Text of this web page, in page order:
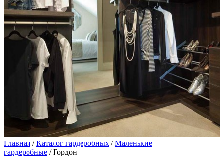
Главная /Каталог гардеробных /Маленькие
гардеробные / Гордон